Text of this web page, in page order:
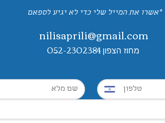
*אשרו את המייל שלי כדי לא יגיע לספאם
nilisaprili@gmail.com
מחוז הצפון